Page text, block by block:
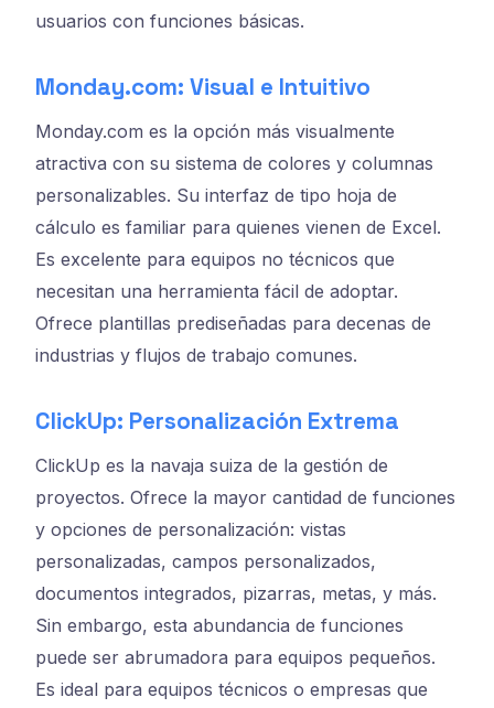
usuarios con funciones básicas.
Monday.com: Visual e Intuitivo
Monday.com es la opción más visualmente
atractiva con su sistema de colores y columnas
personalizables. Su interfaz de tipo hoja de
cálculo es familiar para quienes vienen de Excel.
Es excelente para equipos no técnicos que
necesitan una herramienta fácil de adoptar.
Ofrece plantillas prediseñadas para decenas de
industrias y flujos de trabajo comunes.
ClickUp: Personalización Extrema
ClickUp es la navaja suiza de la gestión de
proyectos. Ofrece la mayor cantidad de funciones
y opciones de personalización: vistas
personalizadas, campos personalizados,
documentos integrados, pizarras, metas, y más.
Sin embargo, esta abundancia de funciones
puede ser abrumadora para equipos pequeños.
Es ideal para equipos técnicos o empresas que